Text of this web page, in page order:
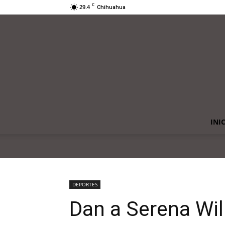
29.4 C Chihuahua
DEPORTES
Dan a Serena